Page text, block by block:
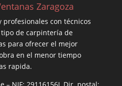
Zaragoza
profesionales con técnicos
de carpintería de
para ofrecer el mejor
en el menor tiempo
rapida.